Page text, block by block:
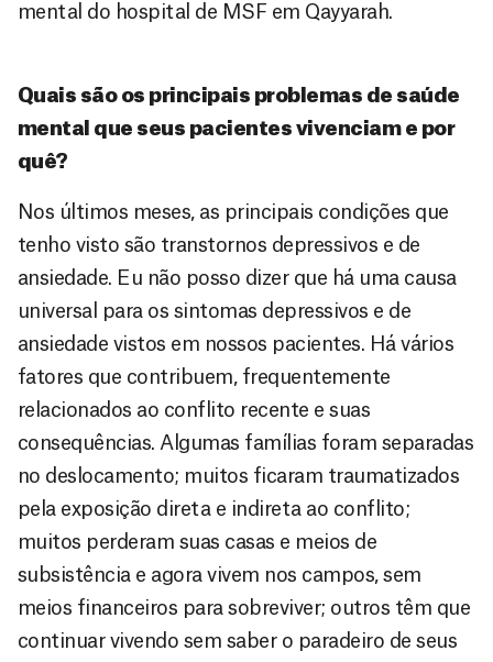
mental do hospital de MSF em Qayyarah.
Quais são os principais problemas de saúde
mental que seus pacientes vivenciam e por
quê?
Nos últimos meses, as principais condições que
tenho visto são transtornos depressivos e de
ansiedade. Eu não posso dizer que há uma causa
universal para os sintomas depressivos e de
ansiedade vistos em nossos pacientes. Há vários
fatores que contribuem, frequentemente
relacionados ao conflito recente e suas
consequências. Algumas famílias foram separadas
no deslocamento; muitos ficaram traumatizados
pela exposição direta e indireta ao conflito;
muitos perderam suas casas e meios de
subsistência e agora vivem nos campos, sem
meios financeiros para sobreviver; outros têm que
continuar vivendo sem saber o paradeiro de seus